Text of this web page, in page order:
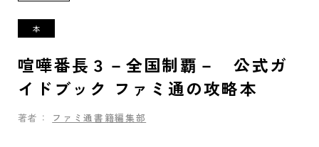
喧嘩番長３－全国制覇－ 公式ガ
イドブック ファミ通の攻略本
著者： ファミ通書籍編集部